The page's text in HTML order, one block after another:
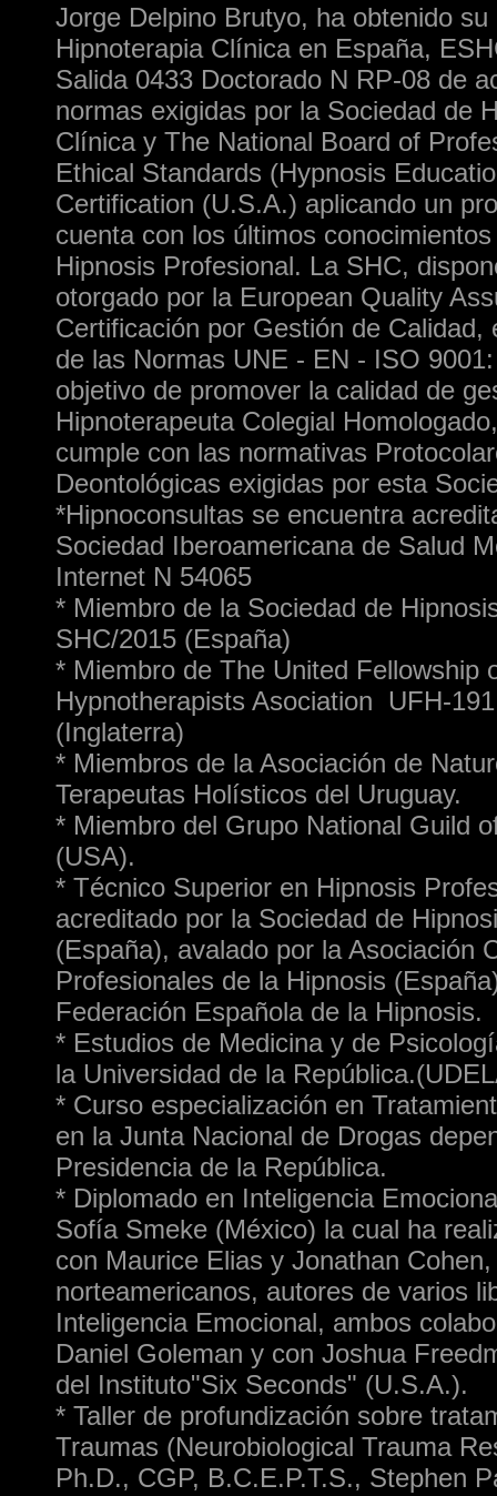
Jorge Delpino Brutyo, ha obtenido
Hipnoterapia Clínica en España,
Salida 0433 Doctorado N RP-08 de
normas exigidas por la Sociedad de
Clínica y The National Board of
Ethical Standards (Hypnosis
Certification (U.S.A.) aplicando un
cuenta con los últimos
Hipnosis Profesional. La SHC,
otorgado por la European Quality
Certificación por Gestión de Calidad,
de las Normas UNE - EN - ISO
objetivo de promover la calidad de
Hipnoterapeuta Colegial
cumple con las normativas
Deontológicas exigidas por esta
*Hipnoconsultas se encuentra
Sociedad Iberoamericana de Salud
Internet N 54065
* Miembro de la Sociedad de
SHC/2015 (España)
* Miembro de The United Fellowship
Hypnotherapists Asociation UFH-
(Inglaterra)
* Miembros de la Asociación de
Terapeutas Holísticos del Uruguay.
* Miembro del Grupo National Guild
(USA).
* Técnico Superior en Hipnosis
acreditado por la Sociedad de
(España), avalado por la Asociación
Profesionales de la Hipnosis
Federación Española de la Hipnosis.
* Estudios de Medicina y de
la Universidad de la
* Curso especialización en
en la Junta Nacional de Drogas
Presidencia de la República.
* Diplomado en Inteligencia
Sofía Smeke (México) la cual ha
con Maurice Elias y Jonathan
norteamericanos, autores de varios
Inteligencia Emocional, ambos
Daniel Goleman y con Joshua
del Instituto"Six Seconds" (U.S.A.).
* Taller de profundización sobre
Traumas (Neurobiological Trauma
Ph.D., CGP, B.C.E.P.T.S., Stephen